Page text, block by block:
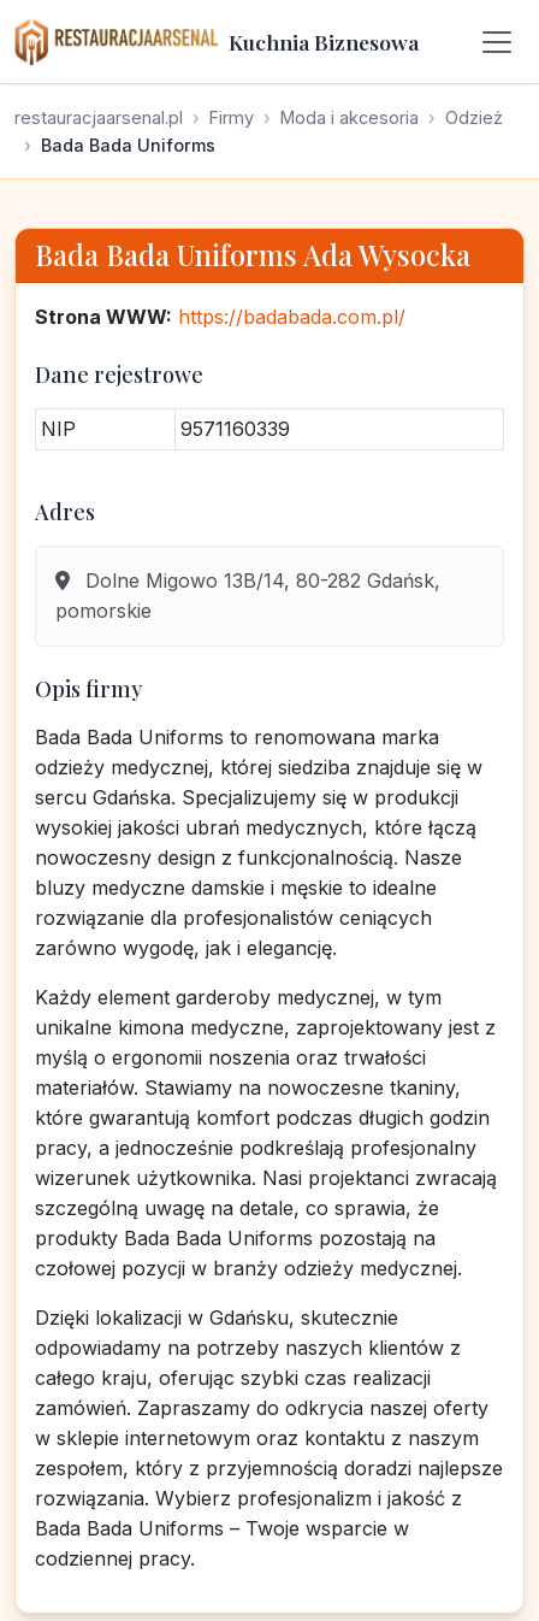
Kuchnia Biznesowa
restauracjaarsenal.pl Firmy Moda i akcesoria
Odzież
Bada Bada Uniforms
Bada Bada Uniforms Ada Wysocka
Strona WWW: https://badabada.com.pl/
Dane rejestrowe
NIP 9571160339
Adres
Dolne Migowo 13B/14, 80-282 Gdańsk,
pomorskie
Opis firmy
Bada Bada Uniforms to renomowana marka
odzieży medycznej, której siedziba znajduje się w
sercu Gdańska. Specjalizujemy się w produkcji
wysokiej jakości ubrań medycznych, które łączą
nowoczesny design z funkcjonalnością. Nasze
bluzy medyczne damskie i męskie to idealne
rozwiązanie dla profesjonalistów ceniących
zarówno wygodę, jak i elegancję.
Każdy element garderoby medycznej, w tym
unikalne kimona medyczne, zaprojektowany jest z
myślą o ergonomii noszenia oraz trwałości
materiałów. Stawiamy na nowoczesne tkaniny,
które gwarantują komfort podczas długich godzin
pracy, a jednocześnie podkreślają profesjonalny
wizerunek użytkownika. Nasi projektanci zwracają
szczególną uwagę na detale, co sprawia, że
produkty Bada Bada Uniforms pozostają na
czołowej pozycji w branży odzieży medycznej.
Dzięki lokalizacji w Gdańsku, skutecznie
odpowiadamy na potrzeby naszych klientów z
całego kraju, oferując szybki czas realizacji
zamówień. Zapraszamy do odkrycia naszej oferty
w sklepie internetowym oraz kontaktu z naszym
zespołem, który z przyjemnością doradzi najlepsze
rozwiązania. Wybierz profesjonalizm i jakość z
Bada Bada Uniforms – Twoje wsparcie w
codziennej pracy.